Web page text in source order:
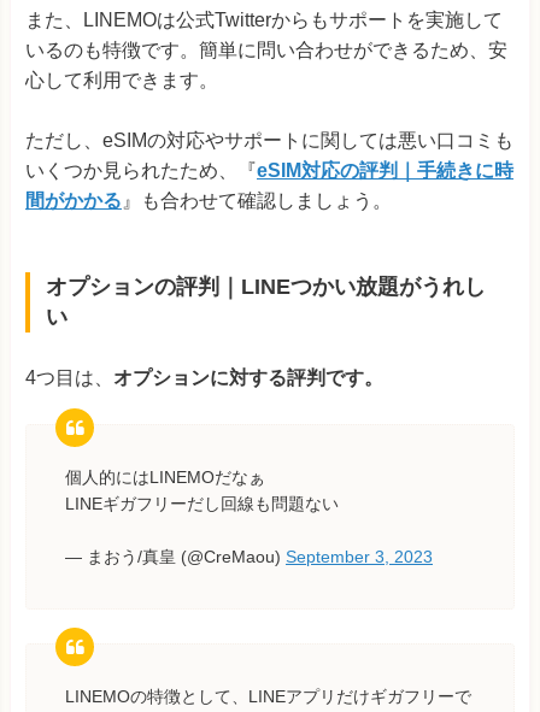
また、LINEMOは公式Twitterからもサポートを実施して
いるのも特徴です。簡単に問い合わせができるため、安
心して利用できます。
ただし、eSIMの対応やサポートに関しては悪い口コミも
いくつか見られたため、『eSIM対応の評判｜手続きに時
間がかかる 』も合わせて確認しましょう。
オプションの評判｜LINEつかい放題がうれし
い
4つ目は、 オプションに対する評判です。
個人的にはLINEMOだなぁ
LINEギガフリーだし回線も問題ない
— まおう/真皇 (@CreMaou) September 3, 2023
LINEMOの特徴として、LINEアプリだけギガフリーで